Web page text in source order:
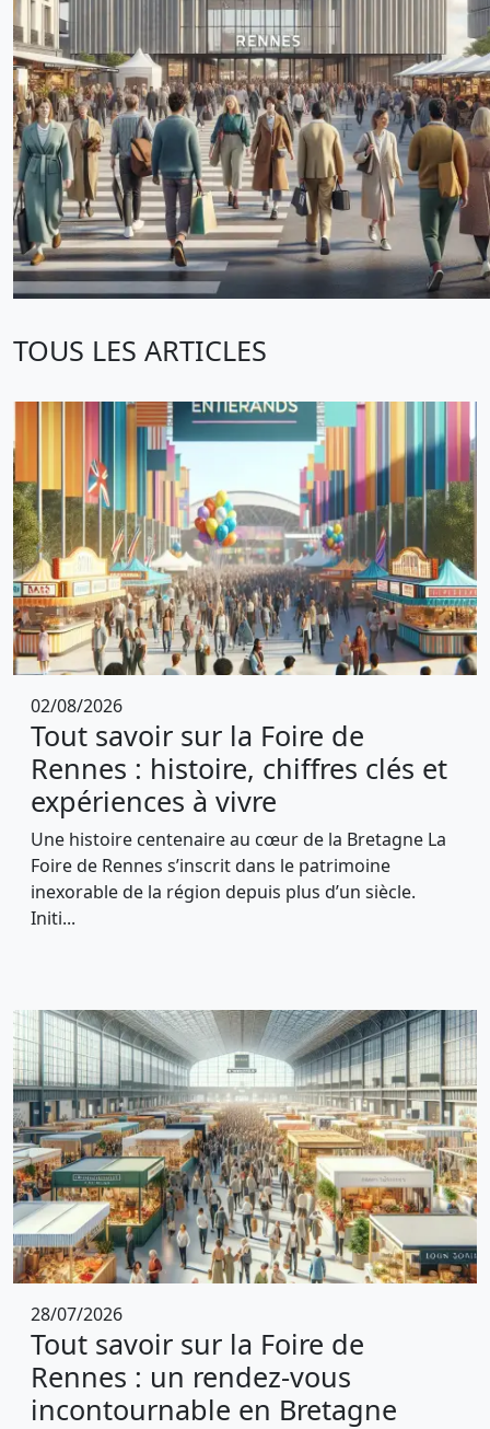
TOUS LES ARTICLES
02/08/2026
Tout savoir sur la Foire de
Rennes : histoire, chiffres clés et
expériences à vivre
Une histoire centenaire au cœur de la Bretagne La
Foire de Rennes s’inscrit dans le patrimoine
inexorable de la région depuis plus d’un siècle.
Initi...
28/07/2026
Tout savoir sur la Foire de
Rennes : un rendez-vous
incontournable en Bretagne